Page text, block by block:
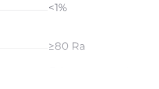
<1%
≥80 Ra